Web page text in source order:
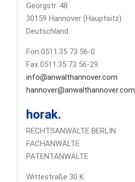
Georgstr. 48
30159 Hannover (Hauptsitz)
Deutschland
Fon 0511.35 73 56-0
Fax 0511.35 73 56-29
info@anwalthannover.com
hannover@anwalthannover.com
horak.
RECHTSANWÄLTE BERLIN
FACHANWÄLTE
PATENTANWÄLTE
Wittestraße 30 K